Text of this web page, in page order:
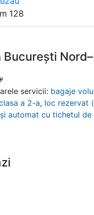
128
servicii: bagaje
a 2-a, loc rezervat
automat cu tichetul de